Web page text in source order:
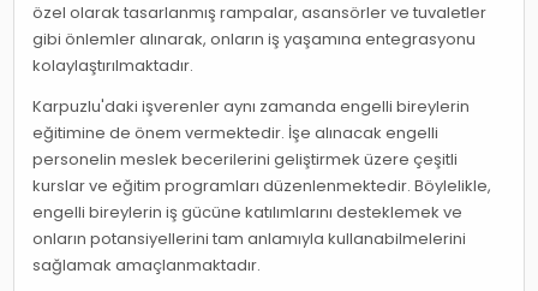
özel olarak tasarlanmış rampalar, asansörler ve tuvaletler
gibi önlemler alınarak, onların iş yaşamına entegrasyonu
kolaylaştırılmaktadır.
Karpuzlu'daki işverenler aynı zamanda engelli bireylerin
eğitimine de önem vermektedir. İşe alınacak engelli
personelin meslek becerilerini geliştirmek üzere çeşitli
kurslar ve eğitim programları düzenlenmektedir. Böylelikle,
engelli bireylerin iş gücüne katılımlarını desteklemek ve
onların potansiyellerini tam anlamıyla kullanabilmelerini
sağlamak amaçlanmaktadır.